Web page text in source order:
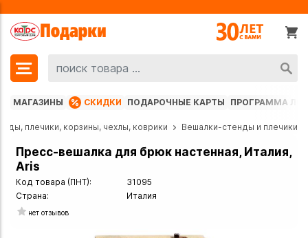
МАГАЗИНЫ СКИДКИ ПОДАРОЧНЫЕ КАРТЫ ПРОГРАММА
плечики, корзины, чехлы, коврики Вешалки-стенды и плечики
Пресс-вешалка для брюк настенная, Италия,
Aris
Код товара (ПНТ):
31095
Страна:
Италия
нет отзывов